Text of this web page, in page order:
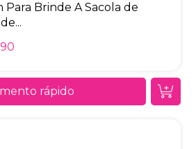
Para Brinde A Sacola de
rápido